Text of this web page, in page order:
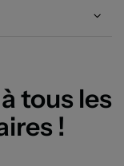
tous les
!